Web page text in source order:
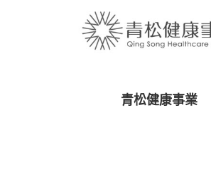
青松健康事業